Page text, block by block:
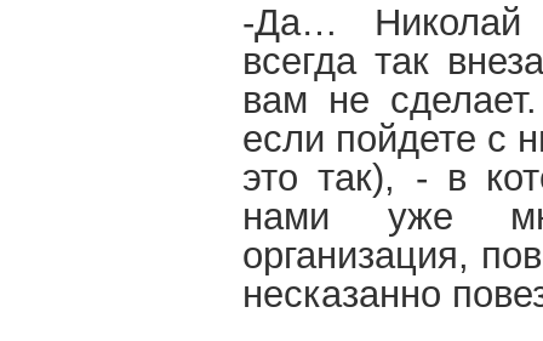
-Да… Николай
всегда так
вам не
если пойдете с
это так), - в
нами уже
организация,
несказанно